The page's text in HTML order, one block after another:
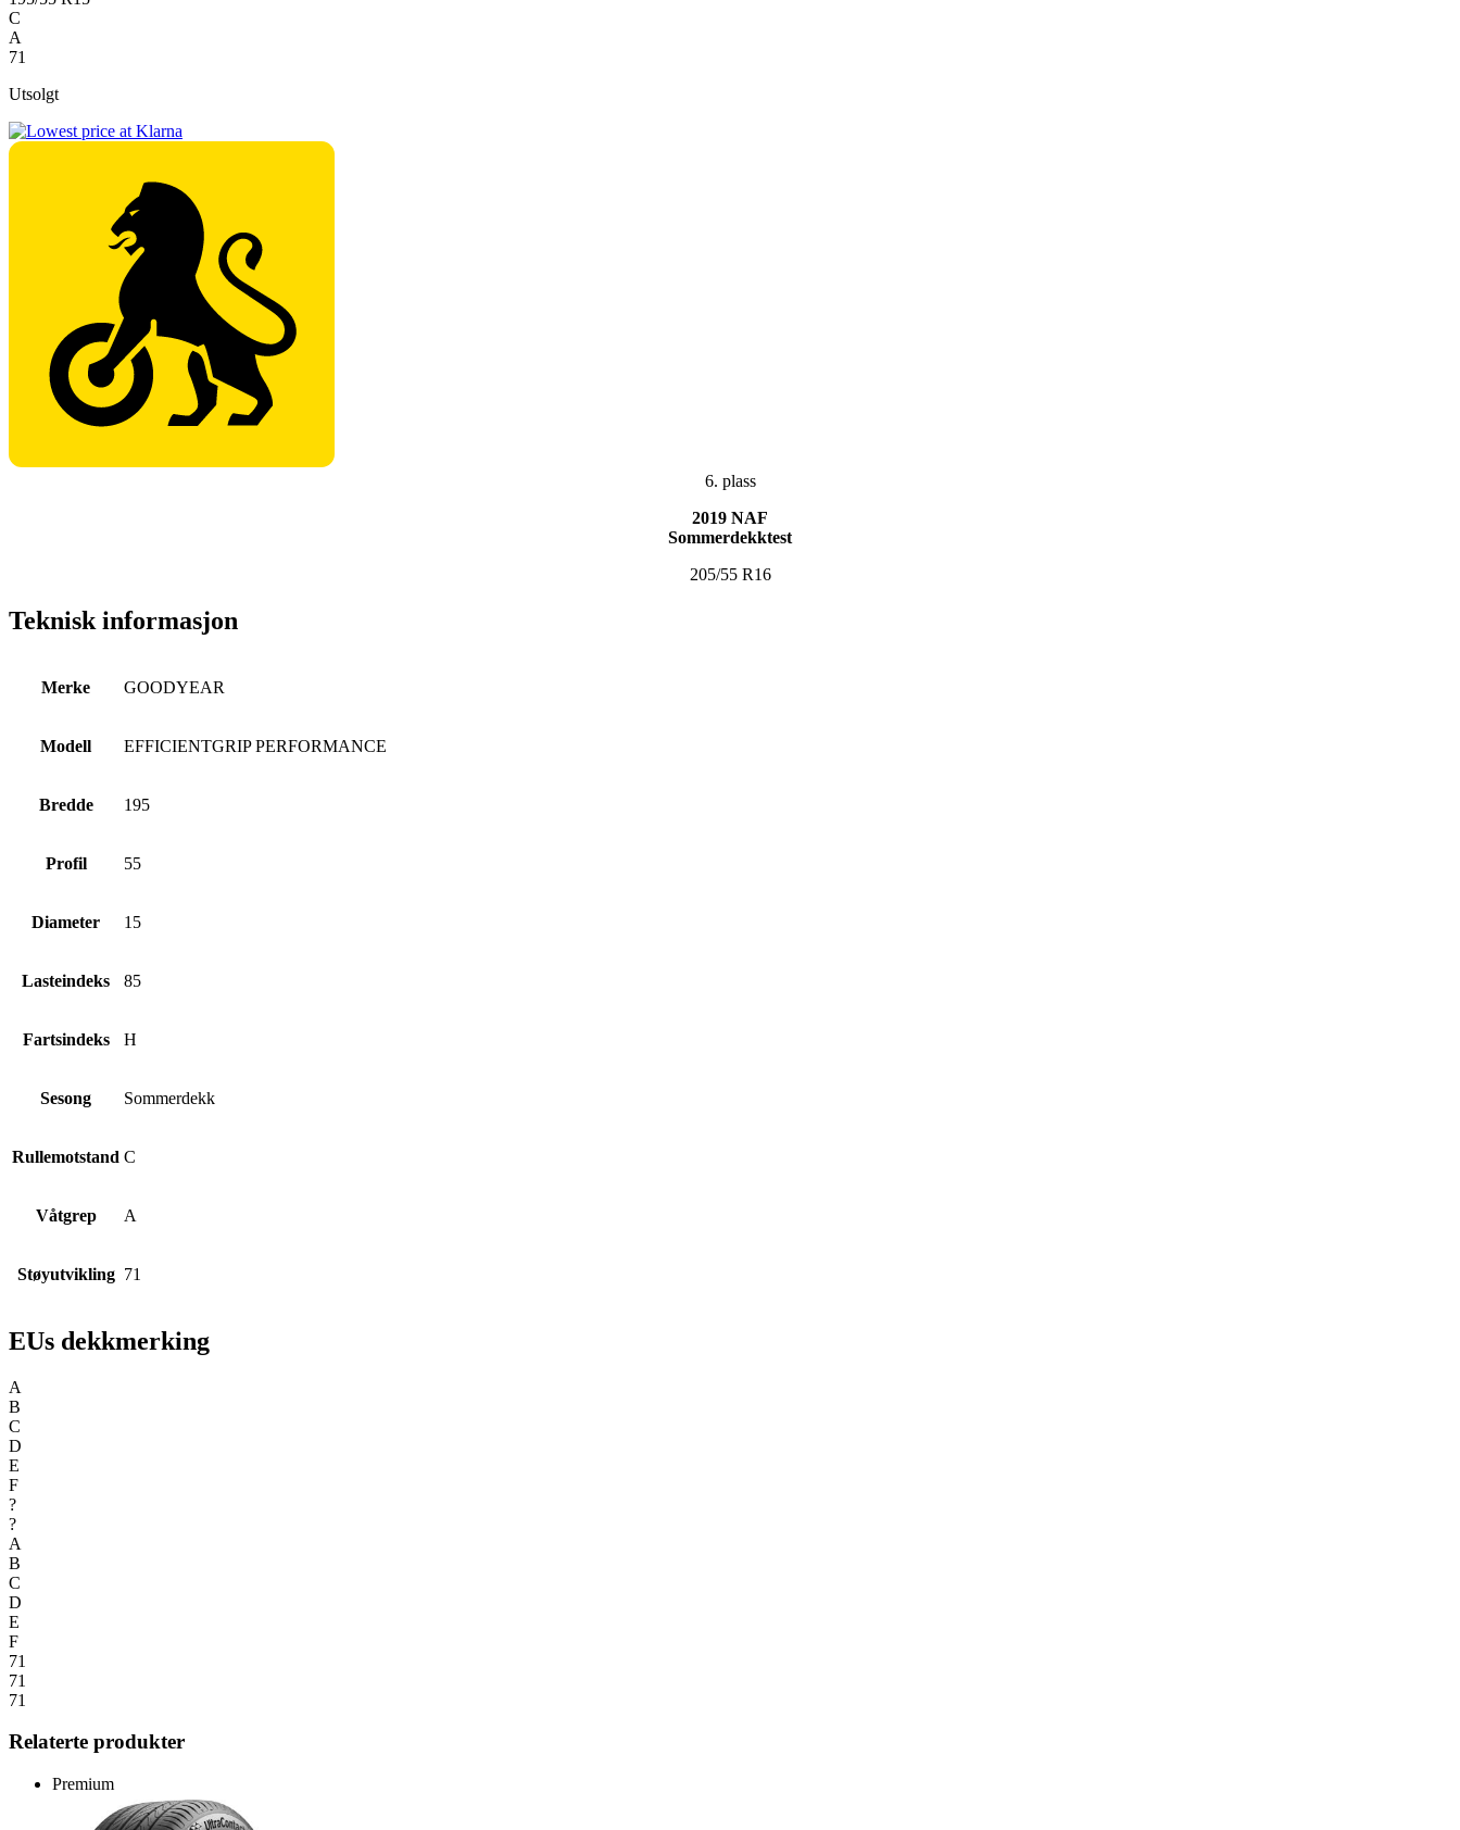
C
A
71
Utsolgt
6. plass
2019 NAF
Sommerdekktest
205/55 R16
Teknisk informasjon
Merke GOODYEAR
Modell EFFICIENTGRIP PERFORMANCE
Bredde 195
Profil 55
Diameter 15
Lasteindeks 85
Fartsindeks H
Sesong Sommerdekk
Rullemotstand C
Våtgrep A
Støyutvikling 71
EUs dekkmerking
A
B
C
D
E
F
?
?
A
B
C
D
E
F
71
71
71
Relaterte produkter
Premium